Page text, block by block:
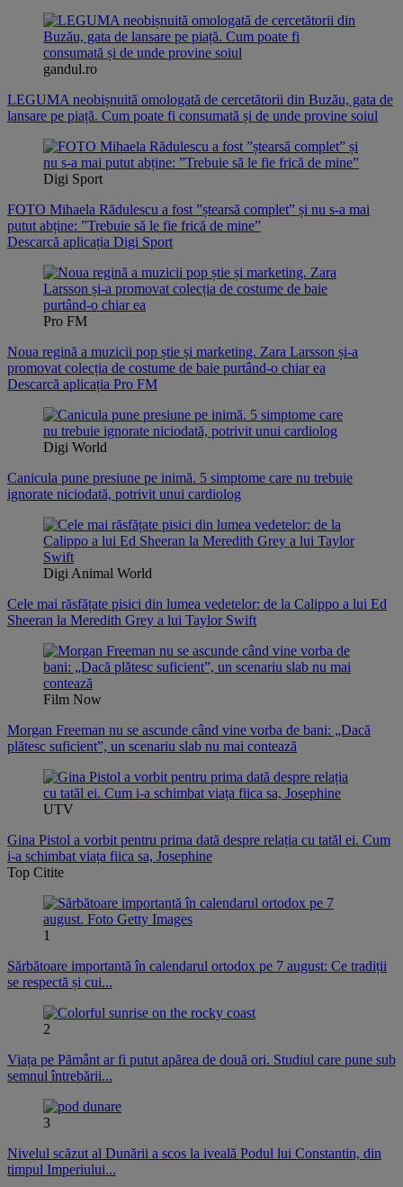
gandul.ro
LEGUMA neobișnuită omologată de cercetătorii din Buzău, gata de
lansare pe piață. Cum poate fi consumată și de unde provine soiul
Digi Sport
FOTO Mihaela Rădulescu a fost ”ștearsă complet” și nu s-a mai
putut abține: ”Trebuie să le fie frică de mine”
Descarcă aplicația Digi Sport
Pro FM
Noua regină a muzicii pop știe și marketing. Zara Larsson și-a
promovat colecția de costume de baie purtând-o chiar ea
Descarcă aplicația Pro FM
Digi World
Canicula pune presiune pe inimă. 5 simptome care nu trebuie
ignorate niciodată, potrivit unui cardiolog
Digi Animal World
Cele mai răsfățate pisici din lumea vedetelor: de la Calippo a lui Ed
Sheeran la Meredith Grey a lui Taylor Swift
Film Now
Morgan Freeman nu se ascunde când vine vorba de bani: „Dacă
plătesc suficient”, un scenariu slab nu mai contează
UTV
Gina Pistol a vorbit pentru prima dată despre relația cu tatăl ei. Cum
i-a schimbat viața fiica sa, Josephine
Top Citite
1
Sărbătoare importantă în calendarul ortodox pe 7 august: Ce tradiții
se respectă și cui...
2
Viața pe Pământ ar fi putut apărea de două ori. Studiul care pune sub
semnul întrebării...
3
Nivelul scăzut al Dunării a scos la iveală Podul lui Constantin, din
timpul Imperiului...